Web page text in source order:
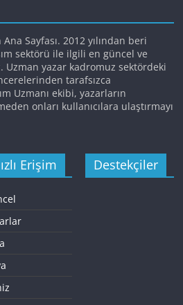
Ana Sayfası. 2012 yılından beri
sektörü ile ilgili en güncel ve
yazar kadromuz sektördeki
tarafsızca
Uzmanı ekibi, yazarların
onları kullanıcılara ulaştırmayı
Erişim Destekçiler